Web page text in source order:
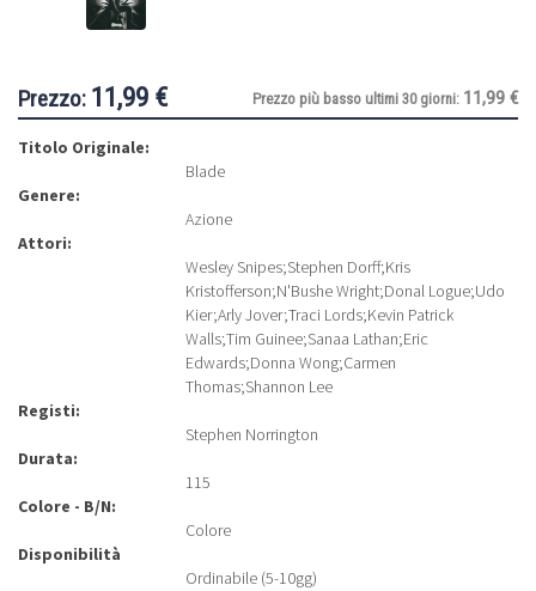
Prezzo: 11,99 € Prezzo più basso ultimi 30 giorni: 11,99 €
Titolo Originale:
Blade
Genere:
Azione
Attori:
Wesley Snipes;Stephen Dorff;Kris
Kristofferson;N'Bushe Wright;Donal Logue;Udo
Kier;Arly Jover;Traci Lords;Kevin Patrick
Walls;Tim Guinee;Sanaa Lathan;Eric
Edwards;Donna Wong;Carmen
Thomas;Shannon Lee
Registi:
Stephen Norrington
Durata:
115
Colore - B/N:
Colore
Disponibilità
Ordinabile (5-10gg)